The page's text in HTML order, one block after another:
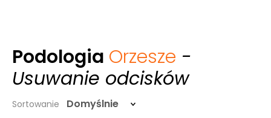
Podologia Orzesze -
Usuwanie odcisków
Sortowanie Domyślnie